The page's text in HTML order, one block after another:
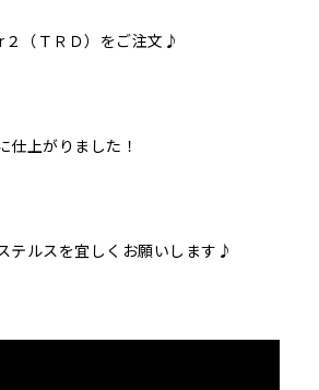
（ＴＲＤ）をご注文♪
仕上がりました！
テルスを宜しくお願いします♪